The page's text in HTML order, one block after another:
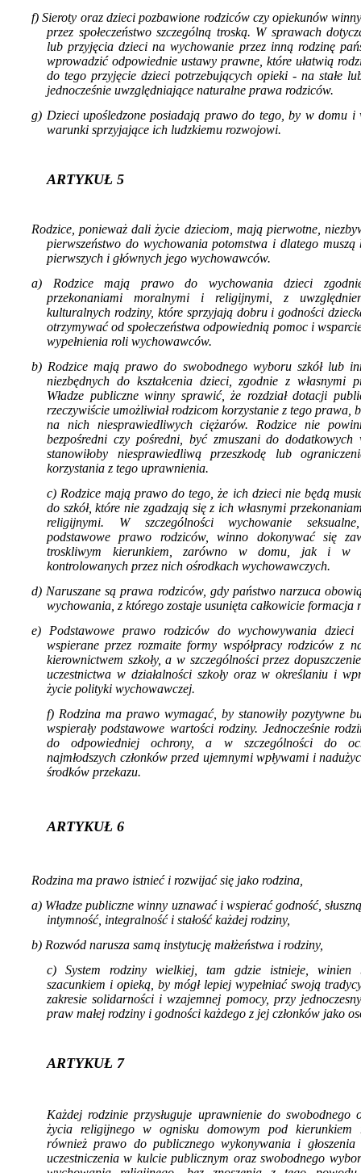
f) Sieroty oraz dzieci pozbawione rodziców czy opiekunów
przez społeczeń­stwo szczególną troską. W sprawach
lub przyjęcia dzieci na wychowanie przez inną rodzinę
wprowadzić odpo­wiednie ustawy prawne, które ułatwią
do tego przyjęcie dzieci potrzebujących opieki - na stałe
jednocześnie uwzględniające naturalne prawa rodziców.
g) Dzieci upośledzone posiadają prawo do tego, by w domu i
warunki sprzyjające ich ludzkiemu rozwojowi.
ARTYKUŁ 5
Rodzice, ponieważ dali życie dzieciom, mają pierwotne,
pierwszeństwo do wychowania potomstwa i dlatego muszą
pierwszych i głównych jego wychowawców.
a) Rodzice mają prawo do wychowania dzieci
przekonaniami moralnymi i religijnymi, z
kulturalnych rodziny, które sprzyjają dobru i godności
otrzymywać od społeczeństwa odpo­wiednią pomoc i
wypełnie­nia roli wychowawców.
b) Rodzice mają prawo do swobodnego wyboru szkół lub
niezbędnych do kształcenia dzieci, zgodnie z własnymi
Władze publiczne winny sprawić, że rozdział dota­cji
rzeczywiście umożliwiał ro­dzicom korzystanie z tego prawa,
na nich niesprawiedliwych ciężarów. Rodzice nie
bezpośredni czy pośredni, być zmuszani do dodatkowych
stanowi­łoby niesprawiedliwą przeszkodę lub
korzystania z tego uprawnienia.
c) Rodzice mają prawo do tego, że ich dzieci nie będą
do szkół, które nie zga­dzają się z ich własnymi
religijnymi. W szczególności wychowanie
podstawowe prawo rodziców, winno dokonywać się
troskliwym kierunkiem, zarówno w domu, jak i w
kontrolowanych przez nich ośrodkach wychowawczych.
d) Naruszane są prawa rodziców, gdy państwo narzuca
wychowania, z któ­rego zostaje usunięta całkowicie formacja
e) Podstawowe prawo rodziców do wychowy­wania dzieci
wspierane przez rozma­ite formy współpracy rodziców z
kierownictwem szkoły, a w szczególności przez
uczestnictwa w dzia­łalności szkoły oraz w określaniu i
życie polityki wychowawczej.
f) Rodzina ma prawo wymagać, by stanowiły pozytywne
wspierały podstawowe wartości rodziny. Jednocześnie
do odpowiedniej ochrony, a w szczególności do
najmłodszych członków przed ujemnymi wpływami i
środków przekazu.
ARTYKUŁ 6
Rodzina ma prawo istnieć i rozwijać się jako rodzina,
a) Władze publiczne winny uznawać i wspierać godność,
intymność, inte­gralność i stałość każdej rodziny,
b) Rozwód narusza samą instytucję małżeń­stwa i rodziny,
c) System rodziny wielkiej, tam gdzie istnieje, winien
szacunkiem i opieką, by mógł lepiej wypełniać swoją
za­kresie solidarności i wzajemnej pomocy, przy
praw małej rodziny i god­ności każdego z jej członków jako
ARTYKUŁ 7
Każdej rodzinie przysługuje uprawnienie do swo­bodnego
życia religijnego w ognisku domowym pod kierunkiem
również prawo do publicznego wykonywania i
uczestniczenia w kulcie publicznym oraz swobodnego